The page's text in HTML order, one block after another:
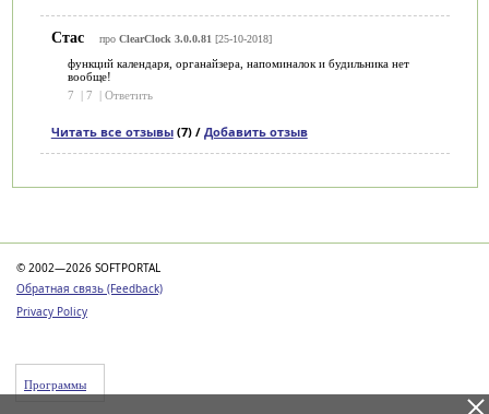
Стас про ClearClock 3.0.0.81 [25-10-2018]
функций календаря, органайзера, напоминалок и будильника нет
вообще!
7
7 Ответить
Читать все отзывы(7) / Добавить отзыв
© 2002—2026 SOFTPORTAL
Обратная связь (Feedback)
Privacy Policy
Программы